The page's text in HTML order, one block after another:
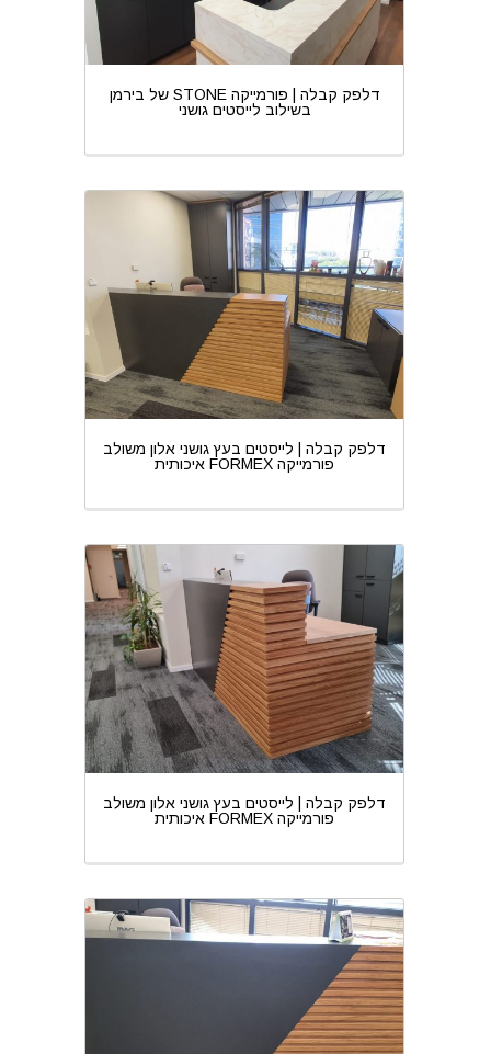
דלפק קבלה | פורמייקה STONE של בירמן
בשילוב לייסטים גושני
דלפק קבלה | לייסטים בעץ גושני אלון משולב
פורמייקה FORMEX איכותית
דלפק קבלה | לייסטים בעץ גושני אלון משולב
פורמייקה FORMEX איכותית